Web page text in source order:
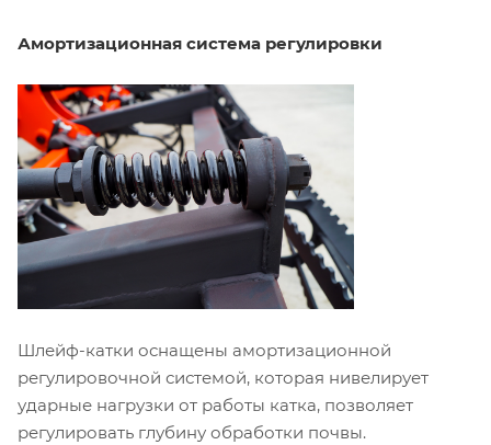
Амортизационная система регулировки
Шлейф-катки оснащены амортизационной
регулировочной системой, которая нивелирует
ударные нагрузки от работы катка, позволяет
регулировать глубину обработки почвы.